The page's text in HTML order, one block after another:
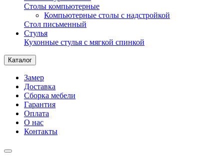
Столы компьютерные
Компьютерные столы с надстройкой
Стол письменный
Стулья
Кухонные стулья с мягкой спинкой
Каталог
Замер
Доставка
Сборка мебели
Гарантия
Оплата
О нас
Контакты